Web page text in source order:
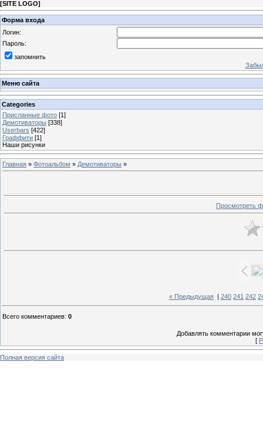
[SITE LOGO]
Форма входа
Логин:
Пароль:
запомнить
Меню сайта
Categories
Присланные фото [1]
Демотиваторы [338]
Userbars [422]
Граффити [1]
Наши рисунки
Главная » Фотоальбом » Демотиваторы »
Просмотреть
« Предыдущая 240 241 242
Всего комментариев: 0
Добавлять комментарии
[
Полная версия сайта